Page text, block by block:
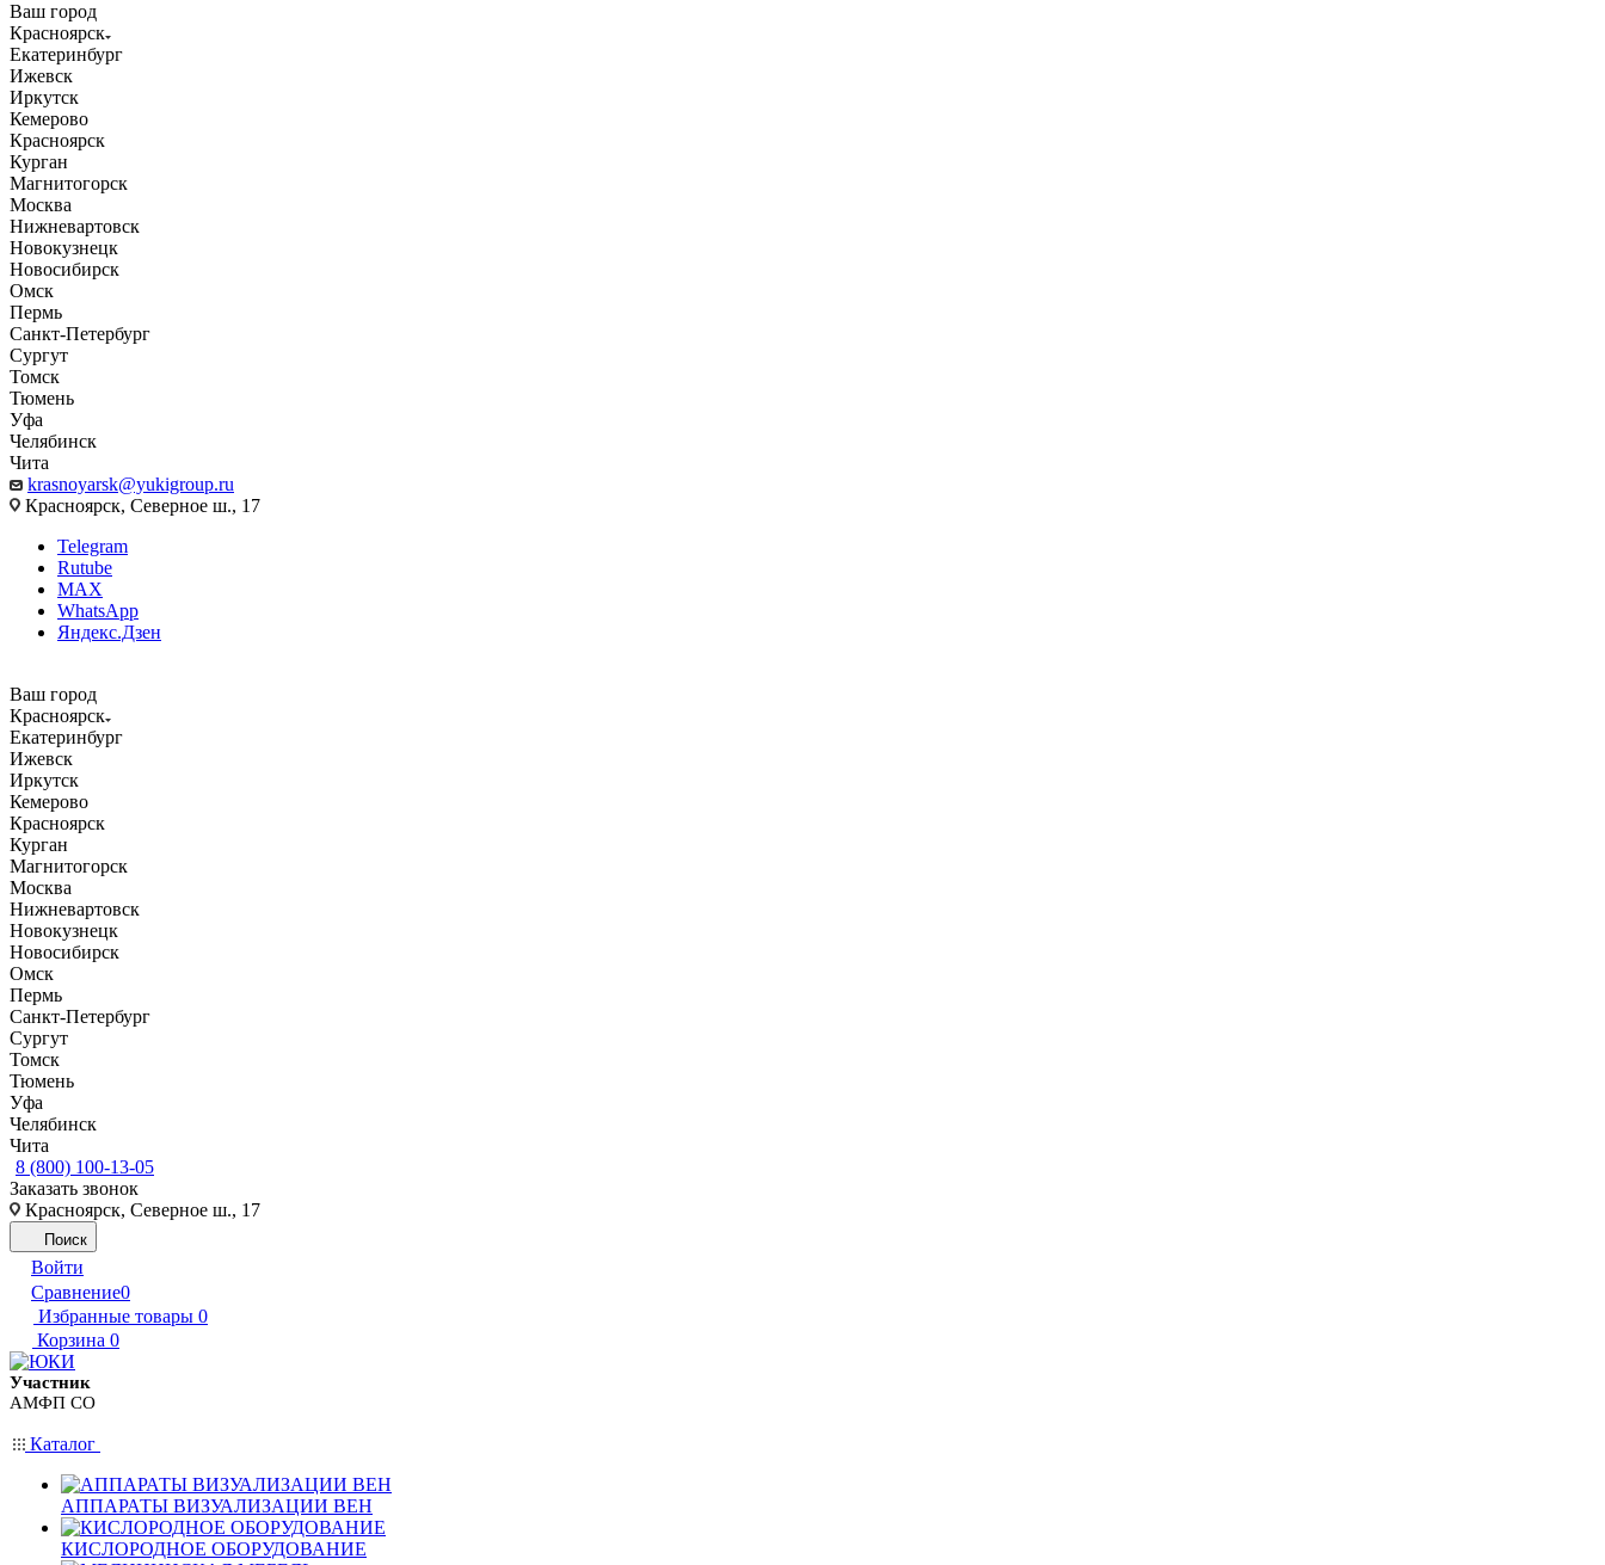
Ваш город
Красноярск
Екатеринбург
Ижевск
Иркутск
Кемерово
Красноярск
Курган
Магнитогорск
Москва
Нижневартовск
Новокузнецк
Новосибирск
Омск
Пермь
Санкт-Петербург
Сургут
Томск
Тюмень
Уфа
Челябинск
Чита
krasnoyarsk@yukigroup.ru
Красноярск, Северное ш., 17
Telegram
Rutube
MAX
WhatsApp
Яндекс.Дзен
Ваш город
Красноярск
Екатеринбург
Ижевск
Иркутск
Кемерово
Красноярск
Курган
Магнитогорск
Москва
Нижневартовск
Новокузнецк
Новосибирск
Омск
Пермь
Санкт-Петербург
Сургут
Томск
Тюмень
Уфа
Челябинск
Чита
8 (800) 100-13-05
Заказать звонок
Красноярск, Северное ш., 17
Поиск
Войти
Сравнение0
Избранные товары 0
Корзина 0
Участник
АМФП СО
Каталог
АППАРАТЫ ВИЗУАЛИЗАЦИИ ВЕН
КИСЛОРОДНОЕ ОБОРУДОВАНИЕ